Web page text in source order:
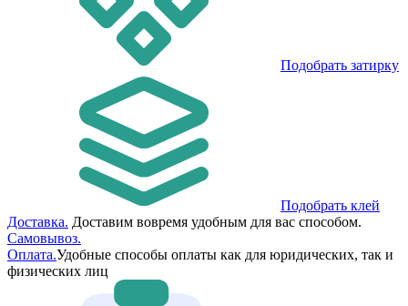
Подобрать затирку
Подобрать клей
Доставка. Доставим вовремя удобным для вас способом.
Самовывоз.
Оплата.Удобные способы оплаты как для юридических, так и
физических лиц